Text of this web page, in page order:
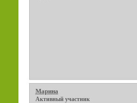
Марина
Активный участник